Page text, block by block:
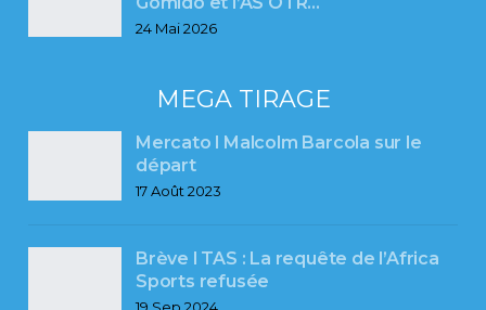
24 Mai 2026
MEGA TIRAGE
Mercato l Malcolm Barcola sur le
départ
17 Août 2023
Brève l TAS : La requête de l’Africa
Sports refusée